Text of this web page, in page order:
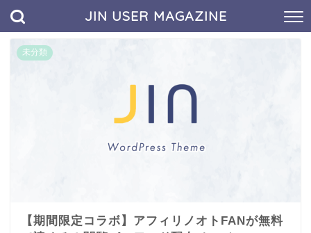
JIN USER MAGAZINE
未分類
【期間限定コラボ】アフィリノオトFANが無料